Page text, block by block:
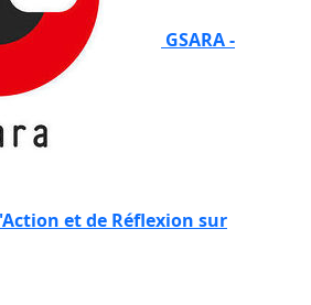
GSARA -
et de Réflexion sur